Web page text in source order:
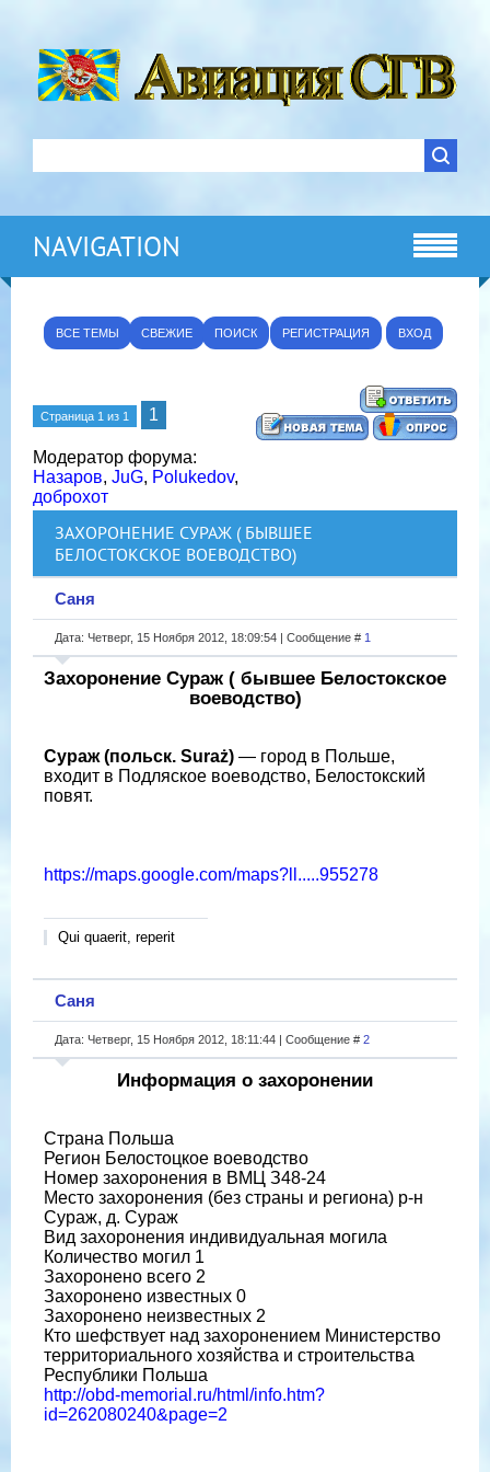
NAVIGATION
ВСЕ ТЕМЫ СВЕЖИЕ ПОИСК РЕГИСТРАЦИЯ ВХОД
Страница 1 из 1 1
Модератор форума:
Назаров, JuG, Polukedov,
доброхот
ЗАХОРОНЕНИЕ СУРАЖ ( БЫВШЕЕ
БЕЛОСТОКСКОЕ ВОЕВОДСТВО)
Саня
Дата: Четверг, 15 Ноября 2012, 18:09:54 | Сообщение # 1
Захоронение Сураж ( бывшее Белостокское
воеводство)
Сураж (польск. Suraż) — город в Польше,
входит в Подляское воеводство, Белостокский
повят.
https://maps.google.com/maps?ll.....955278
Qui quaerit, reperit
Саня
Дата: Четверг, 15 Ноября 2012, 18:11:44 | Сообщение # 2
Информация о захоронении
Страна Польша
Регион Белостоцкое воеводство
Номер захоронения в ВМЦ З48-24
Место захоронения (без страны и региона) р-н
Сураж, д. Сураж
Вид захоронения индивидуальная могила
Количество могил 1
Захоронено всего 2
Захоронено известных 0
Захоронено неизвестных 2
Кто шефствует над захоронением Министерство
территориального хозяйства и строительства
Республики Польша
http://obd-memorial.ru/html/info.htm?
id=262080240&page=2